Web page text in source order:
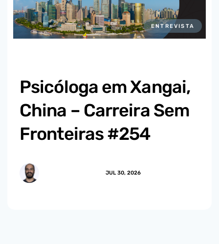
ENTREVISTA
Psicóloga em Xangai,
China – Carreira Sem
Fronteiras #254
JUL 30, 2026